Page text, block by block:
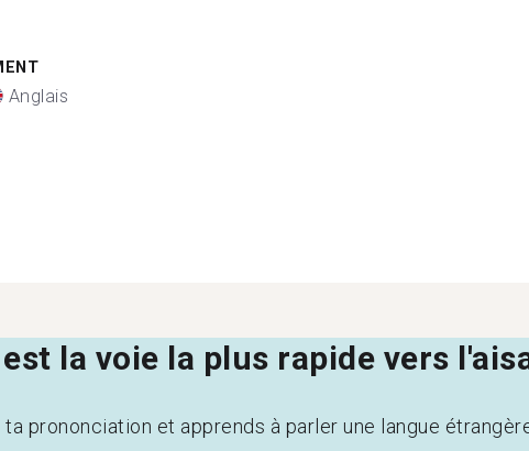
Anglais
la voie la plus rapide vers
prononciation et apprends à parler une langue